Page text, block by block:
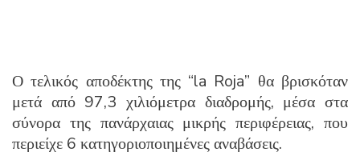
Ο τελικός αποδέκτης της “la Roja” θα βρισκόταν
μετά από 97,3 χιλιόμετρα διαδρομής, μέσα στα
σύνορα της πανάρχαιας μικρής περιφέρειας, που
περιείχε 6 κατηγοριοποιημένες αναβάσεις.